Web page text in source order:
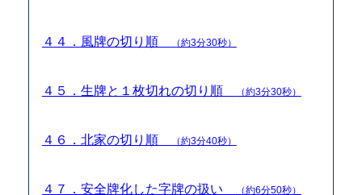
４４．風牌の切り順 （約3分30秒）
４５．生牌と１枚切れの切り順 （約3分30秒）
４６．北家の切り順 （約3分40秒）
４７．安全牌化した字牌の扱い （約6分50秒）